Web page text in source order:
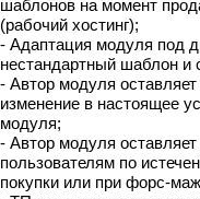
шаблонов на момент
(рабочий хостинг);
- Адаптация модуля под
нестандартный шаблон и
- Автор модуля
изменение в настоящее
модуля;
- Автор модуля
пользователям по
покупки или при форс-